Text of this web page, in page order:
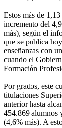
Estos más de
incremento del
más), según el
que se publica
enseñanzas con
cuando el
Formación
Por grados, este
titulaciones
anterior hasta
454.869 alumnos
(4,6% más). A